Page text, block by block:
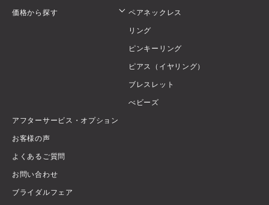
価格から探す ペアネックレス
リング
ピンキーリング
ピアス（イヤリング）
ブレスレット
べビーズ
アフターサービス・オプション
お客様の声
よくあるご質問
お問い合わせ
ブライダルフェア